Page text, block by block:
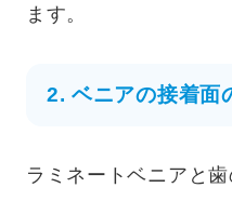
ます。
2. ベニアの接着面
ラミネートベニアと